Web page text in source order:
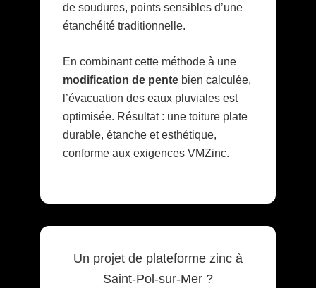
de soudures, points sensibles d’une
étanchéité traditionnelle.
En combinant cette méthode à une
modification de pentebien calculée,
l’évacuation des eaux pluviales est
optimisée. Résultat : une toiture plate
durable, étanche et esthétique,
conforme aux exigences VMZinc.
Un projet de plateforme zinc à
Saint-Pol-sur-Mer ?